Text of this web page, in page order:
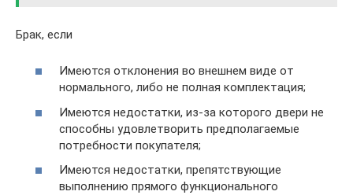
Брак, если
Имеются отклонения во внешнем виде от
нормального, либо не полная комплектация;
Имеются недостатки, из-за которого двери не
способны удовлетворить предполагаемые
потребности покупателя;
Имеются недостатки, препятствующие
выполнению прямого функционального